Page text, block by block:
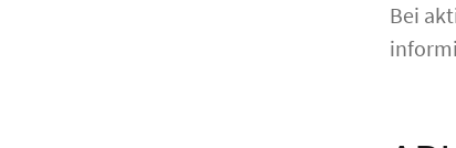
Bei